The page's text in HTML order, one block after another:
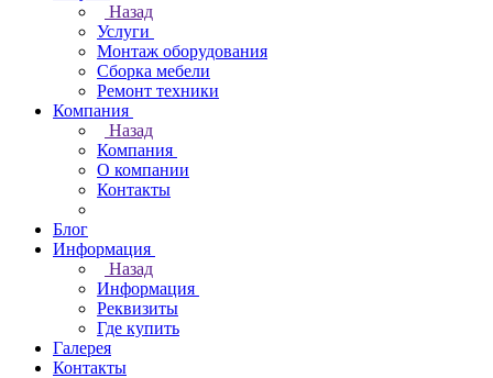
Назад
Услуги
Монтаж оборудования
Сборка мебели
Ремонт техники
Компания
Назад
Компания
О компании
Контакты
Блог
Информация
Назад
Информация
Реквизиты
Где купить
Галерея
Контакты